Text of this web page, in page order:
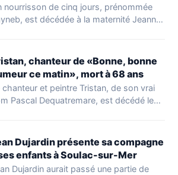
nourrisson de cinq jours, prénommée
est décédée à la maternité Jeanne
chanteur de «Bonne, bonne
ce matin», mort à 68 ans
chanteur et peintre Tristan, de son vrai
Pascal Dequatremare, est décédé le…
Dujardin présente sa compagne
enfants à Soulac-sur-Mer
Dujardin aurait passé une partie de